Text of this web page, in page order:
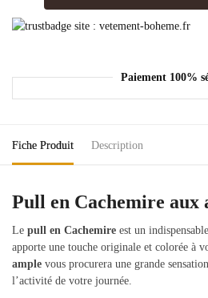
Paiement 100%
Fiche Produit Description
Pull en Cachemire aux
Le pull en Cachemire est un
apporte une touche originale et colorée à
ample vous procurera une grande
l’activité de votre journée.